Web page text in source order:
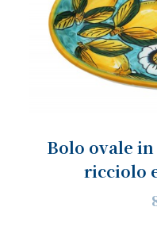
Bolo ovale
ricciolo